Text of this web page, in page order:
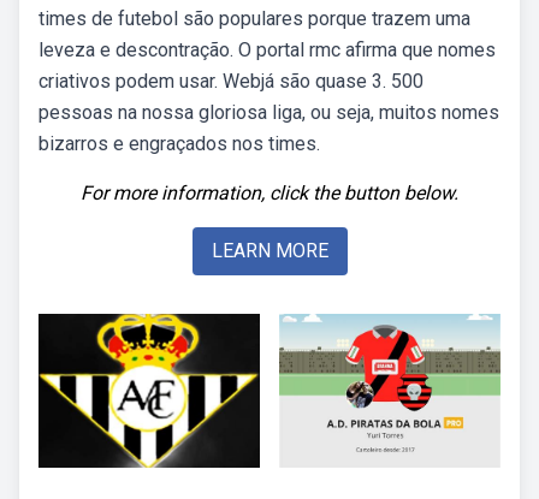
times de futebol são populares porque trazem uma
leveza e descontração. O portal rmc afirma que nomes
criativos podem usar. Webjá são quase 3. 500
pessoas na nossa gloriosa liga, ou seja, muitos nomes
bizarros e engraçados nos times.
For more information, click the button below.
LEARN MORE